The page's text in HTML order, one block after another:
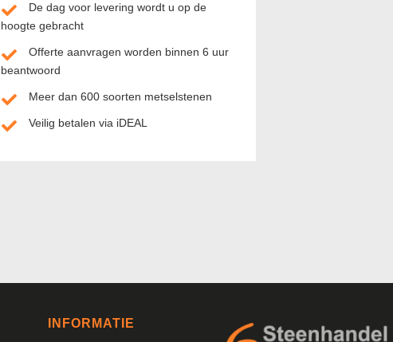
De dag voor levering wordt u op de
hoogte gebracht
Offerte aanvragen worden binnen 6 uur
beantwoord
Meer dan 600 soorten metselstenen
Veilig betalen via iDEAL
INFORMATIE